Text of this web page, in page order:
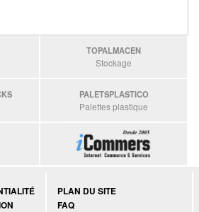
TOPALMACEN
Stockage
PALETSPLASTICO
Palettes plastique
PLAN DU SITE
FAQ